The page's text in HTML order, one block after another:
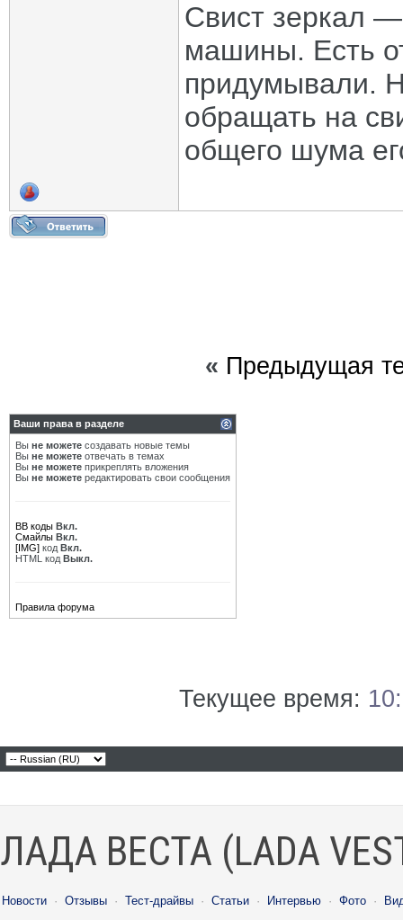
Свист зеркал —
машины. Есть
придумывали.
обращать на
общего шума
« Предыдущая
Ваши права в разделе
Вы не можете создавать новые темы
Вы не можете отвечать в темах
Вы не можете прикреплять вложения
Вы не можете редактировать свои сообщения
BB коды Вкл.
Смайлы Вкл.
[IMG] код Вкл.
HTML код Выкл.
Правила форума
Текущее время:
ЛАДА ВЕСТА (LADA
Новости · Отзывы · Тест-драйвы · Статьи · Интервью · Фото ·